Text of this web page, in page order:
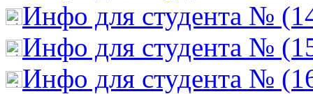
Инфо для студента №
Инфо для студента №
Инфо для студента №